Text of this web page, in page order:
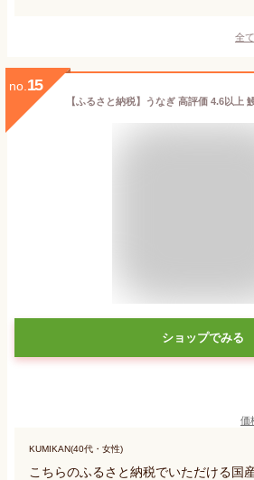
全
no. 15
ショップでみる
価
KUMIKAN(40代・女性)
こちらのふるさと納税でいただける国